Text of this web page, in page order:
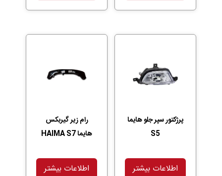
پرژکتور سپر جلو هایما
S5
اطلاعات بیشتر
رام زیر گیربکس
هایما HAIMA S7
اطلاعات بیشتر